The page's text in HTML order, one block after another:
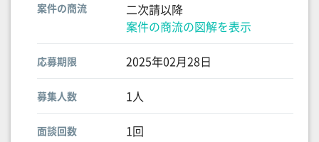
案件の商流
二次請以降
案件の商流の図解を表示
応募期限 2025年02月28日
募集人数 1人
面談回数 1回